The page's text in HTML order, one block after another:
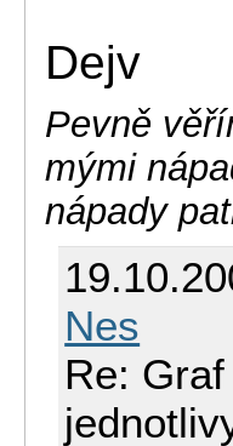
Dejv
Pevně
mými
nápady
Nes
Re: